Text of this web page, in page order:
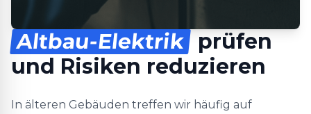
Altbau-Elektrik prüfen
und Risiken reduzieren
In älteren Gebäuden treffen wir häufig auf